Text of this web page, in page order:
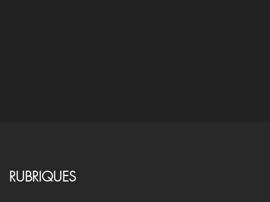
RUBRIQUES